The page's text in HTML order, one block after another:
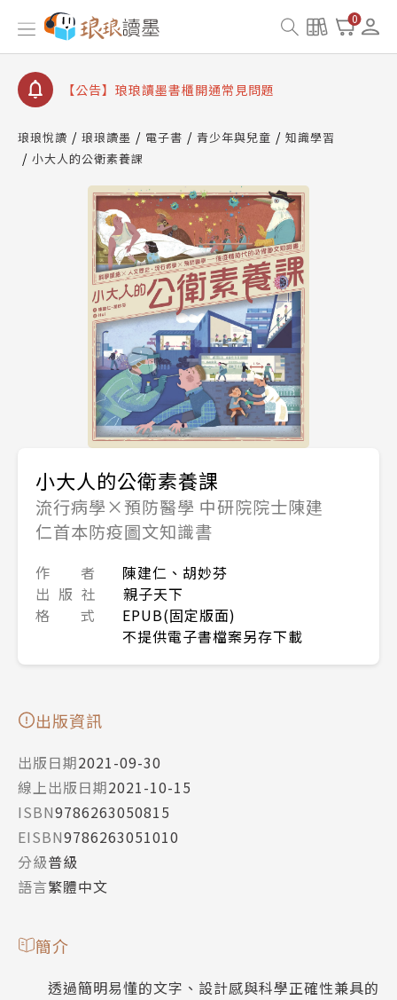
0
【公告】因 Readmoo 讀墨系統維護中，本站同步暫
停部分閱讀服務
【公告】琅琅讀墨數位閱讀資產合併與書櫃開通申請
【公告】琅琅讀墨書櫃開通常見問題
請圖文教學
【公告】琅琅書店服務升級重要說明及資產合併結果
查詢
【公告】因 Readmoo 讀墨系統維護中，本站同步暫
停部分閱讀服務
琅琅悅讀 琅琅讀墨 電子書 青少年與兒童
知識學習
小大人的公衛素養課
小大人的公衛素養課
流行病學×預防醫學 中研院院士陳建
仁首本防疫圖文知識書
作 者
陳建仁、胡妙芬
出 版 社
親子天下
格 式
EPUB(固定版面)
不提供電子書檔案另存下載
出版資訊
出版日期2021-09-30
線上出版日期2021-10-15
ISBN9786263050815
EISBN9786263051010
分級普級
語言繁體中文
簡介
透過簡明易懂的文字、設計感與科學正確性兼具的